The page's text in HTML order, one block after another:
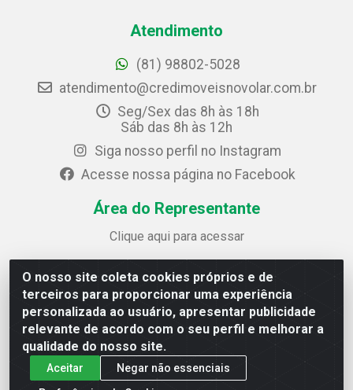
O nosso site coleta cookies próprios e de
terceiros para proporcionar uma experiência
personalizada ao usuário, apresentar publicidade
relevante de acordo com o seu perfil e melhorar a
qualidade do nosso site.
Aceitar
Negar não essenciais
Atendimento
(81) 98802-5028
atendimento@credimoveisnovolar.com.br
Seg/Sex das 8h às 18h
Sáb das 8h às 12h
Siga nosso perfil no Instagram
Acesse nossa página no Facebook
Área do Representante
Clique aqui para acessar
Credimóveis Novolar Ltda
Rua José Alves Bezerra, 430 - Prazeres - Jaboatão dos
Guararapes / PE - CEP 54.325-610
CNPJ: 09.930.165/0013-70